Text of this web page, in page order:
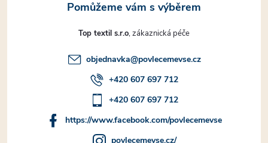
Top textil s.r.o
objednavka@povlecemevse.cz
+420 607 697 712
+420 607 697 712
https://www.facebook.com/povlecemevse
povlecemevse.cz/